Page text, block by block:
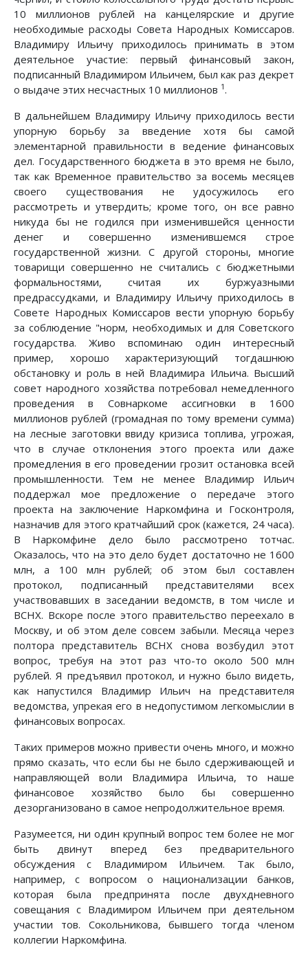
10 миллионов рублей на канцелярские и другие
необходимые расходы Совета Народных Комиссаров.
Владимиру Ильичу приходилось принимать в этом
деятельное участие: первый финансовый закон,
подписанный Владимиром Ильичем, был как раз декрет
о выдаче этих несчастных 10 миллионов 1.
В дальнейшем Владимиру Ильичу приходилось вести
упорную борьбу за введение хотя бы самой
элементарной правильности в ведение финансовых
дел. Государственного бюджета в это время не было,
так как Временное правительство за восемь месяцев
своего существования не удосужилось его
рассмотреть и утвердить; кроме того, он все равно
никуда бы не годился при изменившейся ценности
денег и совершенно изменившемся строе
государственной жизни. С другой стороны, многие
товарищи совершенно не считались с бюджетными
формальностями, считая их буржуазными
предрассудками, и Владимиру Ильичу приходилось в
Совете Народных Комиссаров вести упорную борьбу
за соблюдение "норм, необходимых и для Советского
государства. Живо вспоминаю один интересный
пример, хорошо характеризующий тогдашнюю
обстановку и роль в ней Владимира Ильича. Высший
совет народного хозяйства потребовал немедленного
проведения в Совнаркоме ассигновки в 1600
миллионов рублей (громадная по тому времени сумма)
на лесные заготовки ввиду кризиса топлива, угрожая,
что в случае отклонения этого проекта или даже
промедления в его проведении грозит остановка всей
промышленности. Тем не менее Владимир Ильич
поддержал мое предложение о передаче этого
проекта на заключение Наркомфина и Госконтроля,
назначив для этого кратчайший срок (кажется, 24 часа).
В Наркомфине дело было рассмотрено тотчас.
Оказалось, что на это дело будет достаточно не 1600
млн, а 100 млн рублей; об этом был составлен
протокол, подписанный представителями всех
участвовавших в заседании ведомств, в том числе и
ВСНХ. Вскоре после этого правительство переехало в
Москву, и об этом деле совсем забыли. Месяца через
полтора представитель ВСНХ снова возбудил этот
вопрос, требуя на этот раз что-то около 500 млн
рублей. Я предъявил протокол, и нужно было видеть,
как напустился Владимир Ильич на представителя
ведомства, упрекая его в недопустимом легкомыслии в
финансовых вопросах.
Таких примеров можно привести очень много, и можно
прямо сказать, что если бы не было сдерживающей и
направляющей воли Владимира Ильича, то наше
финансовое хозяйство было бы совершенно
дезорганизовано в самое непродолжительное время.
Разумеется, ни один крупный вопрос тем более не мог
быть двинут вперед без предварительного
обсуждения с Владимиром Ильичем. Так было,
например, с вопросом о национализации банков,
которая была предпринята после двухдневного
совещания с Владимиром Ильичем при деятельном
участии тов. Сокольникова, бывшего тогда членом
коллегии Наркомфина.